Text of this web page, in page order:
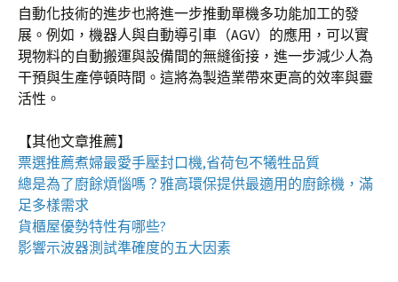
自動化技術的進步也將進一步推動單機多功能加工的發
展。例如，機器人與自動導引車（AGV）的應用，可以實
現物料的自動搬運與設備間的無縫銜接，進一步減少人為
干預與生產停頓時間。這將為製造業帶來更高的效率與靈
活性。
【其他文章推薦】
票選推薦煮婦最愛手壓封口機,省荷包不犧牲品質
總是為了廚餘煩惱嗎？雅高環保提供最適用的廚餘機 ，滿
足多樣需求
貨櫃屋優勢特性有哪些?
影響示波器測試準確度的五大因素